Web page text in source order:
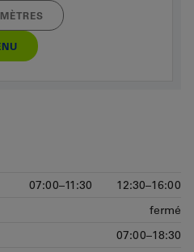
07:00–11:30
12:30–16:00
fermé
07:00–18:30